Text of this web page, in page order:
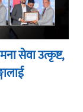
सेवा उत्कृष्ट,